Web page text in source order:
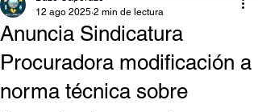
Anuncia Sindicatura
Procuradora modificación a
norma técnica sobre
12 ago 2025 2 min de lectura